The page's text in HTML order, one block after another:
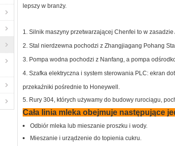
lepszy w branży.
1. Silnik maszyny przetwarzającej Chenfei to w
2. Stal nierdzewna pochodzi z Zhangjiagang Pohang
3. Pompa wodna pochodzi z Nanfang, a pompa
4. Szafka elektryczna i system sterowania PLC: ekran
przekaźniki pośrednie to Honeywell.
5. Rury 304, których używamy do budowy rurociągu,
Cała linia mleka obejmuje następujące
Odbiór mleka lub mieszanie proszku i wody.
Mieszanie i urządzenie do topienia cukru.